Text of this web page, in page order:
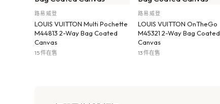
路易威登
LOUIS VUITTON Multi Pochette
M44813 2-Way Bag Coated
Canvas
15 件在售
路易威登
LOUIS VUITTON OnTheGo
M45321 2-Way Bag Coated
Canvas
13 件在售